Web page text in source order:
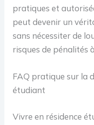
pratiques et
peut devenir un
sans nécessiter de
risques de pénalités
FAQ pratique sur la
étudiant
Vivre en résidence